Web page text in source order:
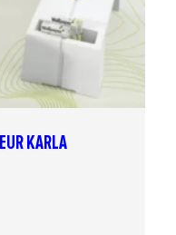
KARLA